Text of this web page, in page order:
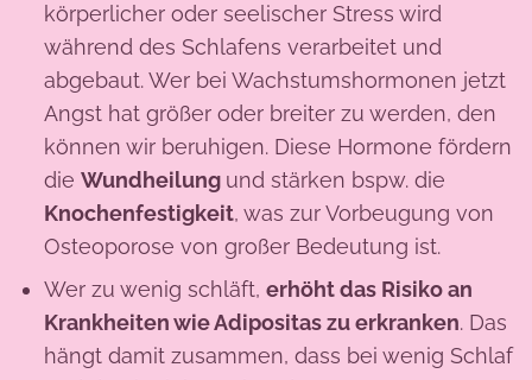
körperlicher oder seelischer Stress wird
während des Schlafens verarbeitet und
abgebaut. Wer bei Wachstumshormonen jetzt
Angst hat größer oder breiter zu werden, den
können wir beruhigen. Diese Hormone fördern
die Wundheilung und stärken bspw. die
Knochenfestigkeit, was zur Vorbeugung von
Osteoporose von großer Bedeutung ist.
Wer zu wenig schläft, erhöht das Risiko an
Krankheiten wie Adipositas zu erkranken. Das
hängt damit zusammen, dass bei wenig Schlaf